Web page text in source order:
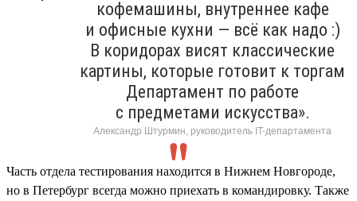
кофемашины, внутреннее кафе
и офисные кухни — всё как надо :)
В коридорах висят классические
картины, которые готовит к торгам
Департамент по работе
с предметами искусства».
Александр Штурмин, руководитель IT-департамента
Часть отдела тестирования находится в Нижнем Новгороде,
но в Петербург всегда можно приехать в командировку. Также